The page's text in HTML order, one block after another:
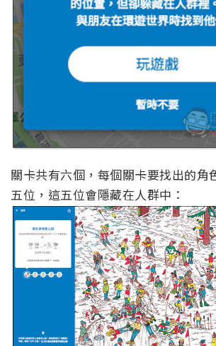
關卡共有六個，每個關卡要找出的角
五位，這五位會隱藏在人群中：